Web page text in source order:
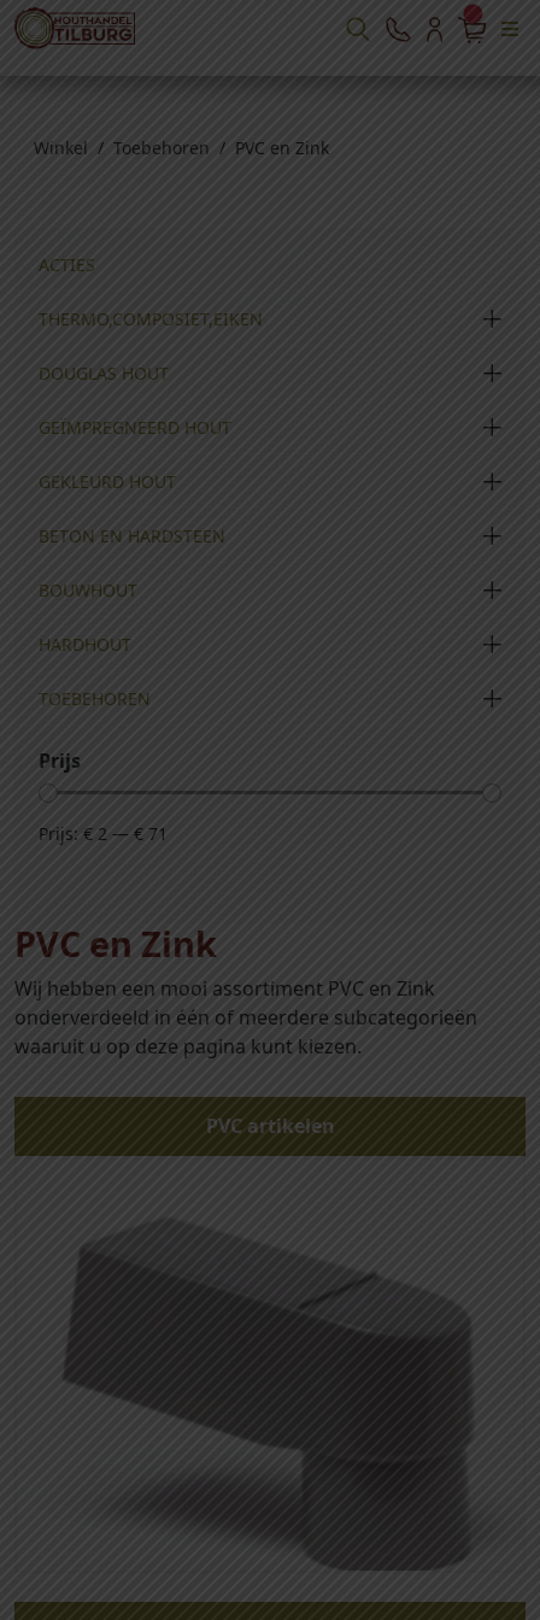
Winkel / Toebehoren / PVC en Zink
ACTIES
THERMO,COMPOSIET,EIKEN
DOUGLAS HOUT
GEÏMPREGNEERD HOUT
GEKLEURD HOUT
BETON EN HARDSTEEN
BOUWHOUT
HARDHOUT
TOEBEHOREN
Prijs
Prijs: € 2 — € 71
PVC en Zink
Wij hebben een mooi assortiment PVC en Zink
onderverdeeld in één of meerdere subcategorieën
waaruit u op deze pagina kunt kiezen.
PVC artikelen